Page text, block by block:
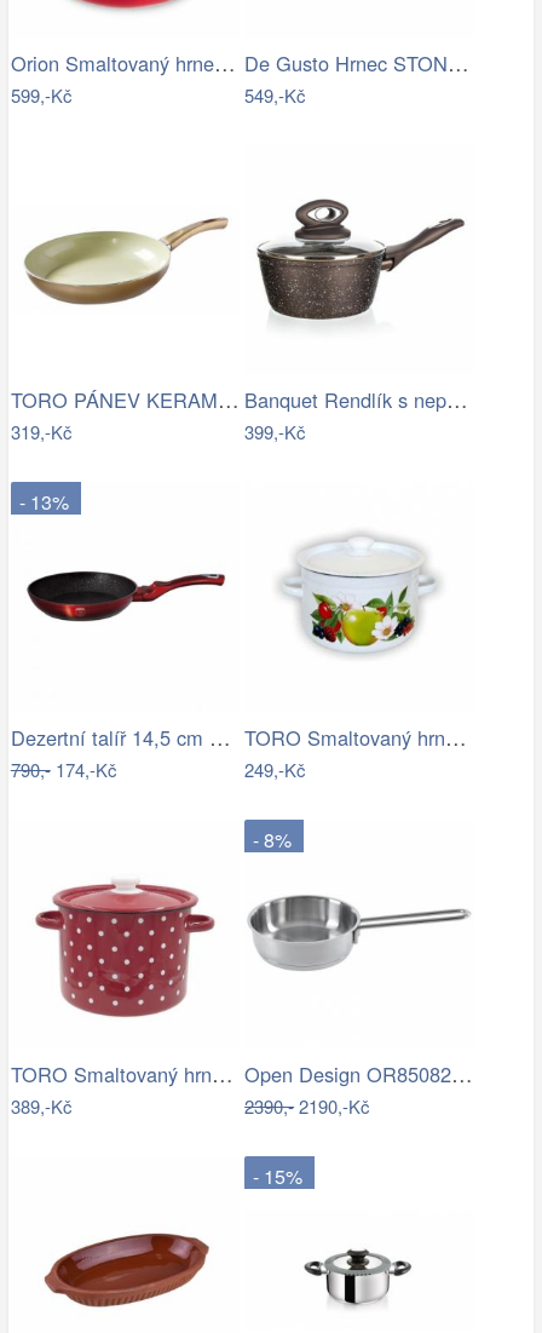
Orion Smaltovaný hrnec s poklicí Tečka,…
599,-Kč
De Gusto Hrnec STONITE 24 cm
549,-Kč
TORO PÁNEV KERAMIKA, INDUKČNÍ DNO, 28CM…
319,-Kč
Banquet Rendlík s nepřilnavým povrchem…
399,-Kč
- 13%
Dezertní talíř 14,5 cm A TABLE ASA…
790,-174,-Kč
TORO Smaltovaný hrnec s poklicí 2l ovoce
249,-Kč
TORO Smaltovaný hrnec s poklicí 3l…
389,-Kč
- 8%
Open Design OR85082 - LED Nástěnné…
2390,-2190,-Kč
- 15%